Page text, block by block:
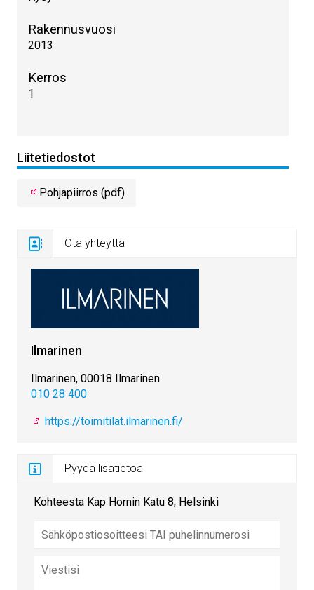
Rakennusvuosi
2013
Kerros
1
Liitetiedostot
Pohjapiirros (pdf)
Ota yhteyttä
Ilmarinen
Ilmarinen, 00018 Ilmarinen
010 28 400
https://toimitilat.ilmarinen.fi/
Pyydä lisätietoa
Kohteesta Kap Hornin Katu 8, Helsinki